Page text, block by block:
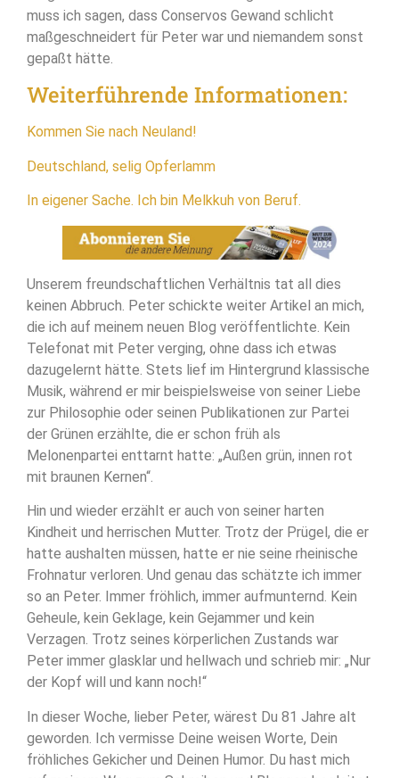
muss ich sagen, dass Conservos Gewand schlicht
maßgeschneidert für Peter war und niemandem sonst
gepaßt hätte.
Weiterführende Informationen:
Kommen Sie nach Neuland!
Deutschland, selig Opferlamm
In eigener Sache. Ich bin Melkkuh von Beruf.
Unserem freundschaftlichen Verhältnis tat all dies
keinen Abbruch. Peter schickte weiter Artikel an mich,
die ich auf meinem neuen Blog veröffentlichte. Kein
Telefonat mit Peter verging, ohne dass ich etwas
dazugelernt hätte. Stets lief im Hintergrund klassische
Musik, während er mir beispielsweise von seiner Liebe
zur Philosophie oder seinen Publikationen zur Partei
der Grünen erzählte, die er schon früh als
Melonenpartei enttarnt hatte: „Außen grün, innen rot
mit braunen Kernen“.
Hin und wieder erzählt er auch von seiner harten
Kindheit und herrischen Mutter. Trotz der Prügel, die er
hatte aushalten müssen, hatte er nie seine rheinische
Frohnatur verloren. Und genau das schätzte ich immer
so an Peter. Immer fröhlich, immer aufmunternd. Kein
Geheule, kein Geklage, kein Gejammer und kein
Verzagen. Trotz seines körperlichen Zustands war
Peter immer glasklar und hellwach und schrieb mir: „Nur
der Kopf will und kann noch!“
In dieser Woche, lieber Peter, wärest Du 81 Jahre alt
geworden. Ich vermisse Deine weisen Worte, Dein
fröhliches Gekicher und Deinen Humor. Du hast mich